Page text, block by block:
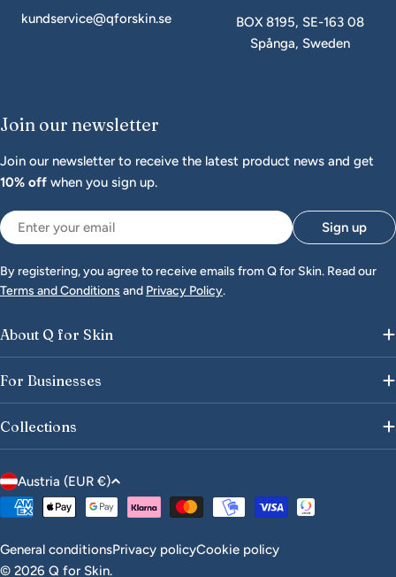
kundservice@qforskin.se
BOX 8195, SE-163 08
Spånga, Sweden
Join our newsletter
Join our newsletter to receive the latest product news and get
10% off when you sign up.
Email Sign up
By registering, you agree to receive emails from Q for Skin. Read our
Terms and Conditions and Privacy Policy.
About Q for Skin
For Businesses
Collections
C
o
n
Austria (EUR €)
Payment
© 2026 Q for Skin.
General conditionsPrivacy policyCookie policy